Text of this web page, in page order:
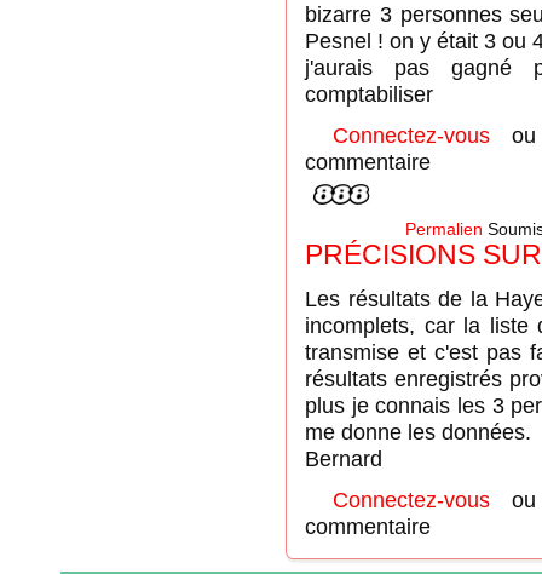
bizarre 3 personnes
Pesnel ! on y était 3 ou
j'aurais pas gagné
comptabiliser
Connectez-vous
commentaire
Permalien
PRÉCISIONS
Les résultats de la
incomplets, car la liste
transmise et c'est pas
résultats enregistrés
plus je connais les 3
me donne les données.
Bernard
Connectez-vous
commentaire